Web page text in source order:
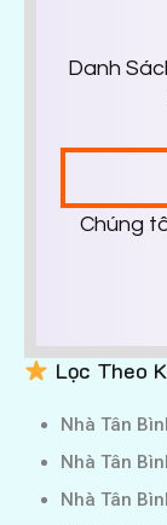
Danh
Chúng
Lọc Theo
Nhà Tân
Nhà Tân
Nhà Tân